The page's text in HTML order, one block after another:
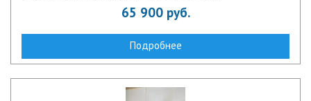
65 900 руб.
Подробнее